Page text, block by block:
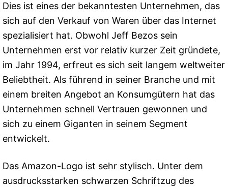
Dies ist eines der bekanntesten Unternehmen, das
sich auf den Verkauf von Waren über das Internet
spezialisiert hat. Obwohl Jeff Bezos sein
Unternehmen erst vor relativ kurzer Zeit gründete,
im Jahr 1994, erfreut es sich seit langem weltweiter
Beliebtheit. Als führend in seiner Branche und mit
einem breiten Angebot an Konsumgütern hat das
Unternehmen schnell Vertrauen gewonnen und
sich zu einem Giganten in seinem Segment
entwickelt.
Das Amazon-Logo ist sehr stylisch. Unter dem
ausdrucksstarken schwarzen Schriftzug des